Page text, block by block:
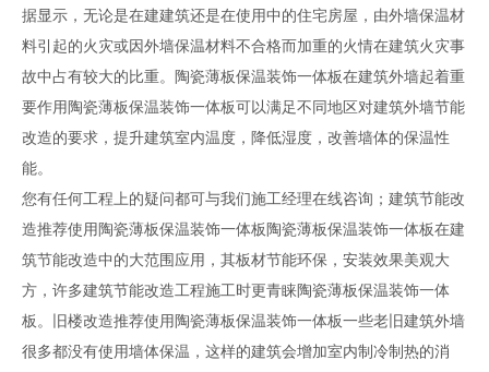
据显示，无论是在建建筑还是在使用中的住宅房屋，由外墙保温材
料引起的火灾或因外墙保温材料不合格而加重的火情在建筑火灾事
故中占有较大的比重。陶瓷薄板保温装饰一体板在建筑外墙起着重
要作用陶瓷薄板保温装饰一体板可以满足不同地区对建筑外墙节能
改造的要求，提升建筑室内温度，降低湿度，改善墙体的保温性
能。
您有任何工程上的疑问都可与我们施工经理在线咨询；建筑节能改
造推荐使用陶瓷薄板保温装饰一体板陶瓷薄板保温装饰一体板在建
筑节能改造中的大范围应用，其板材节能环保，安装效果美观大
方，许多建筑节能改造工程施工时更青睐陶瓷薄板保温装饰一体
板。旧楼改造推荐使用陶瓷薄板保温装饰一体板一些老旧建筑外墙
很多都没有使用墙体保温，这样的建筑会增加室内制冷制热的消